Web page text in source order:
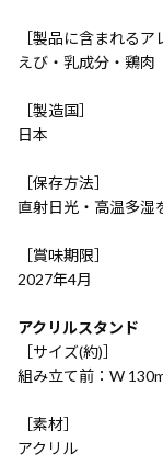
［製品に含まれるア
えび・乳成分・鶏肉
［製造国］
日本
［保存方法］
直射日光・高温多湿
［賞味期限］
2027年4月
アクリルスタンド
［サイズ(約)］
組み立て前：W
［素材］
アクリル